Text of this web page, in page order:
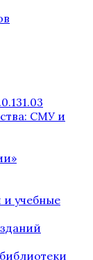
СМУ и
и учебные